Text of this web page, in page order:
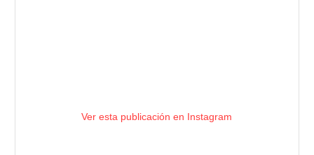
Ver esta publicación en Instagram